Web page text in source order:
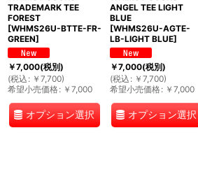
TRADEMARK TEE
FOREST
[WHMS26U-BTTE-FR-
GREEN]
￥7,000(税別)
(税込 : ￥ 7,700)
希望小売価格: ￥ 7,000
オプション選択
ANGEL TEE LIGHT
BLUE
[WHMS26U-AGTE-
LB-LIGHT BLUE]
￥7,000(税別)
(税込 : ￥ 7,700)
希望小売価格: ￥ 7,000
オプション選択